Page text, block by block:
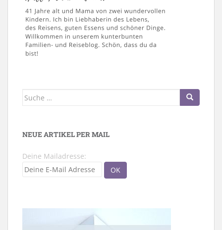
Suche
NEUE ARTIKEL PER MAIL
Deine Mailadresse: